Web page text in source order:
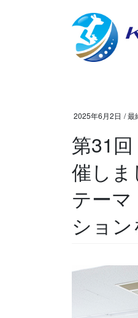
2025年6月2日 / 最
第31
催しま
テー
ション